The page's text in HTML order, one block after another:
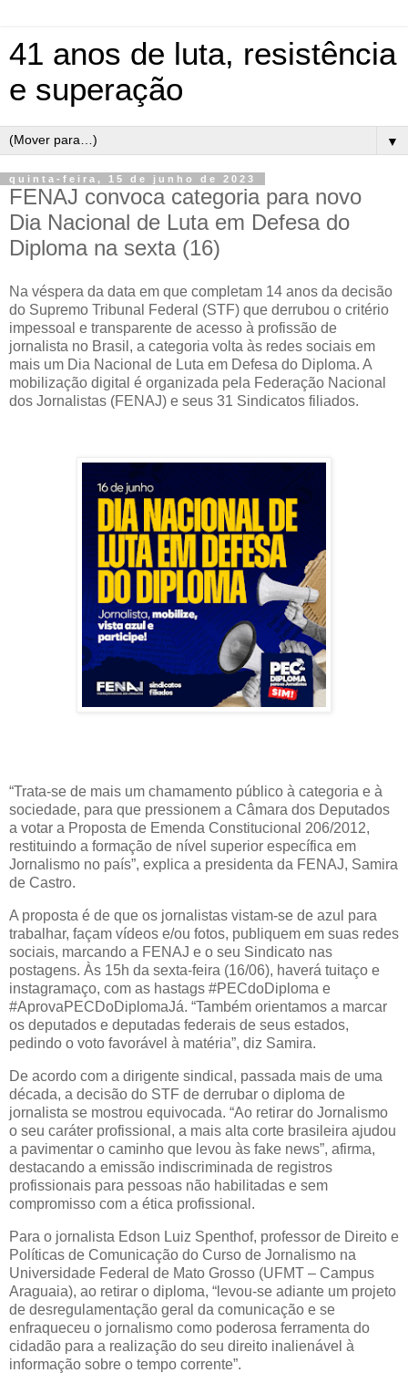
41 anos de luta, resistência
e superação
▼
quinta-feira, 15 de junho de 2023
FENAJ convoca categoria para novo
Dia Nacional de Luta em Defesa do
Diploma na sexta (16)
Na véspera da data em que completam 14 anos da decisão
do Supremo Tribunal Federal (STF) que derrubou o critério
impessoal e transparente de acesso à profissão de
jornalista no Brasil, a categoria volta às redes sociais em
mais um Dia Nacional de Luta em Defesa do Diploma. A
mobilização digital é organizada pela Federação Nacional
dos Jornalistas (FENAJ) e seus 31 Sindicatos filiados.
“Trata-se de mais um chamamento público à categoria e à
sociedade, para que pressionem a Câmara dos Deputados
a votar a Proposta de Emenda Constitucional 206/2012,
restituindo a formação de nível superior específica em
Jornalismo no país”, explica a presidenta da FENAJ, Samira
de Castro.
A proposta é de que os jornalistas vistam-se de azul para
trabalhar, façam vídeos e/ou fotos, publiquem em suas redes
sociais, marcando a FENAJ e o seu Sindicato nas
postagens. Às 15h da sexta-feira (16/06), haverá tuitaço e
instagramaço, com as hastags #PECdoDiploma e
#AprovaPECDoDiplomaJá. “Também orientamos a marcar
os deputados e deputadas federais de seus estados,
pedindo o voto favorável à matéria”, diz Samira.
De acordo com a dirigente sindical, passada mais de uma
década, a decisão do STF de derrubar o diploma de
jornalista se mostrou equivocada. “Ao retirar do Jornalismo
o seu caráter profissional, a mais alta corte brasileira ajudou
a pavimentar o caminho que levou às fake news”, afirma,
destacando a emissão indiscriminada de registros
profissionais para pessoas não habilitadas e sem
compromisso com a ética profissional.
Para o jornalista Edson Luiz Spenthof, professor de Direito e
Políticas de Comunicação do Curso de Jornalismo na
Universidade Federal de Mato Grosso (UFMT – Campus
Araguaia), ao retirar o diploma, “levou-se adiante um projeto
de desregulamentação geral da comunicação e se
enfraqueceu o jornalismo como poderosa ferramenta do
cidadão para a realização do seu direito inalienável à
informação sobre o tempo corrente”.